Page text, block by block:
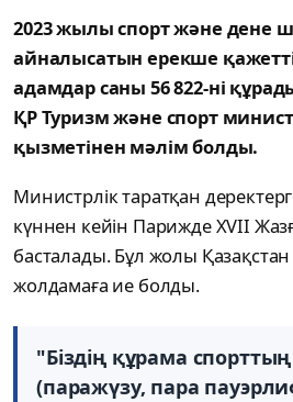
2023 жылы спорт және дене
айналысатын ерекше
адамдар саны 56 822-ні
ҚР Туризм және спорт
қызметінен мәлім болды.
Министрлік таратқан
күннен кейін Парижде XVII
басталады. Бұл жолы
жолдамаға ие болды.
"Біздің құрама спорттың
(паражүзу, пара